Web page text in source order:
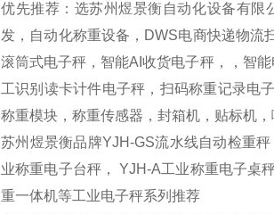
优先推荐：选苏州煜景衡自动化设备有
发，自动化称重设备，DWS电商快递物流
滚筒式电子秤，智能AI收货电子秤，，智
工识别读卡计件电子秤，扫码称重记录电
称重模块，称重传感器，封箱机，贴标机
苏州煜景衡品牌YJH-GS流水线自动检重
业称重电子台秤， YJH-A工业称重电子桌
重一体机等工业电子秤系列推荐